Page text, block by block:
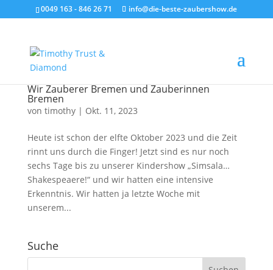
0049 163 - 846 26 71 info@die-beste-zaubershow.de
Wir Zauberer Bremen und Zauberinnen
Bremen
von timothy| Okt. 11, 2023
Heute ist schon der elfte Oktober 2023 und die Zeit
rinnt uns durch die Finger! Jetzt sind es nur noch
sechs Tage bis zu unserer Kindershow „Simsala…
Shakespeaere!“ und wir hatten eine intensive
Erkenntnis. Wir hatten ja letzte Woche mit
unserem...
Suche